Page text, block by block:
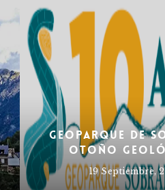
Geoparque de
Otoño
19 Septiembre,